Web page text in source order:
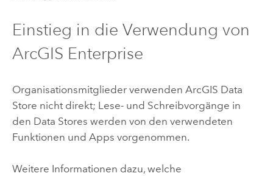
Einstieg in die Verwendung von
ArcGIS Enterprise
Organisationsmitglieder verwenden ArcGIS Data
Store nicht direkt; Lese- und Schreibvorgänge in
den Data Stores werden von den verwendeten
Funktionen und Apps vorgenommen.
Weitere Informationen dazu, welche